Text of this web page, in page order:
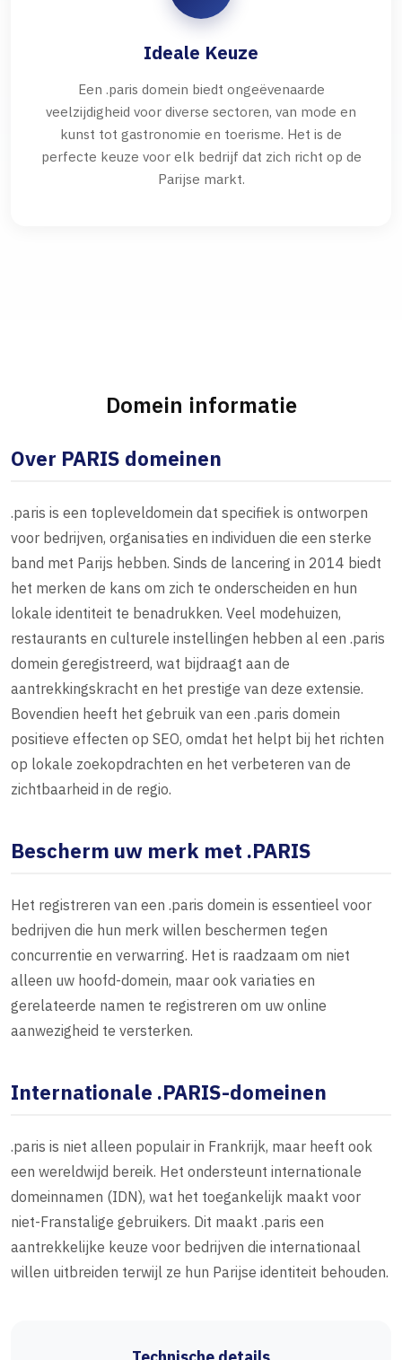
Ideale Keuze
Een .paris domein biedt ongeëvenaarde
veelzijdigheid voor diverse sectoren, van mode en
kunst tot gastronomie en toerisme. Het is de
perfecte keuze voor elk bedrijf dat zich richt op de
Parijse markt.
Domein informatie
Over PARIS domeinen
.paris is een topleveldomein dat specifiek is ontworpen
voor bedrijven, organisaties en individuen die een sterke
band met Parijs hebben. Sinds de lancering in 2014 biedt
het merken de kans om zich te onderscheiden en hun
lokale identiteit te benadrukken. Veel modehuizen,
restaurants en culturele instellingen hebben al een .paris
domein geregistreerd, wat bijdraagt aan de
aantrekkingskracht en het prestige van deze extensie.
Bovendien heeft het gebruik van een .paris domein
positieve effecten op SEO, omdat het helpt bij het richten
op lokale zoekopdrachten en het verbeteren van de
zichtbaarheid in de regio.
Bescherm uw merk met .PARIS
Het registreren van een .paris domein is essentieel voor
bedrijven die hun merk willen beschermen tegen
concurrentie en verwarring. Het is raadzaam om niet
alleen uw hoofd-domein, maar ook variaties en
gerelateerde namen te registreren om uw online
aanwezigheid te versterken.
Internationale .PARIS-domeinen
.paris is niet alleen populair in Frankrijk, maar heeft ook
een wereldwijd bereik. Het ondersteunt internationale
domeinnamen (IDN), wat het toegankelijk maakt voor
niet-Franstalige gebruikers. Dit maakt .paris een
aantrekkelijke keuze voor bedrijven die internationaal
willen uitbreiden terwijl ze hun Parijse identiteit behouden.